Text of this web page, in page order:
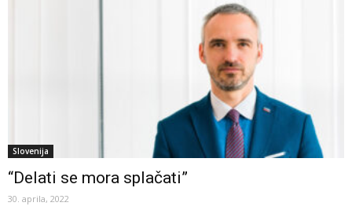
Slovenija
“Delati se mora splačati”
30. aprila, 2022